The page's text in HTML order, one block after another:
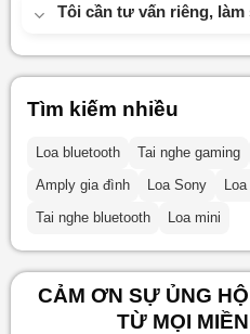
Tôi cần tư vấn riêng, làm
Tìm kiếm nhiều
Loa bluetooth Tai nghe gaming
Amply gia đình
Loa Sony
Tai nghe bluetooth
Loa mini
CẢM ƠN SỰ ỦNG
TỪ MỌI